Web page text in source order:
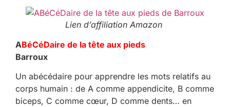
Lien d’affiliation Amazon
ABéCéDaire de la tête aux pieds
Barroux
Un abécédaire pour apprendre les mots relatifs au
corps humain : de A comme appendicite, B comme
biceps, C comme cœur, D comme dents… en